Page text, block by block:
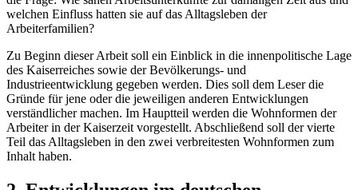
welchen Einfluss hatten sie auf das Alltagsleben der
Arbeiterfamilien?
Zu Beginn dieser Arbeit soll ein Einblick in die innenpolitische Lage
des Kaiserreiches sowie der Bevölkerungs- und
Industrieentwicklung gegeben werden. Dies soll dem Leser die
Gründe für jene oder die jeweiligen anderen Entwicklungen
verständlicher machen. Im Hauptteil werden die Wohnformen der
Arbeiter in der Kaiserzeit vorgestellt. Abschließend soll der vierte
Teil das Alltagsleben in den zwei verbreitesten Wohnformen zum
Inhalt haben.